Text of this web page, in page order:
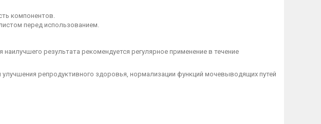
компонентов.
перед использованием.
результата рекомендуется регулярное применение в течение
репродуктивного здоровья, нормализации функций мочевыводящих путей